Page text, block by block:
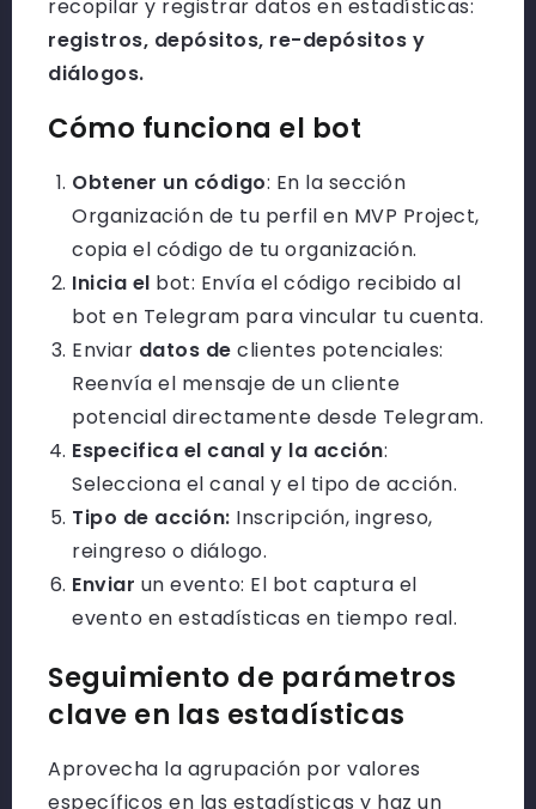
recopilar y registrar datos en estadísticas:
registros, depósitos, re-depósitos y
diálogos.
Cómo funciona el bot
Obtener un código: En la sección
Organización de tu perfil en MVP Project,
copia el código de tu organización.
Inicia el bot: Envía el código recibido al
bot en Telegram para vincular tu cuenta.
Enviar datos de clientes potenciales:
Reenvía el mensaje de un cliente
potencial directamente desde Telegram.
Especifica el canal y la acción:
Selecciona el canal y el tipo de acción.
Tipo de acción: Inscripción, ingreso,
reingreso o diálogo.
Enviar un evento: El bot captura el
evento en estadísticas en tiempo real.
Seguimiento de parámetros
clave en las estadísticas
Aprovecha la agrupación por valores
específicos en las estadísticas y haz un